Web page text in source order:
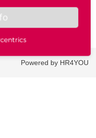
Powered by HR4YOU